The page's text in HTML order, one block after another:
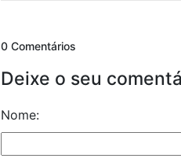
0 Comentários
Deixe o seu
Nome: